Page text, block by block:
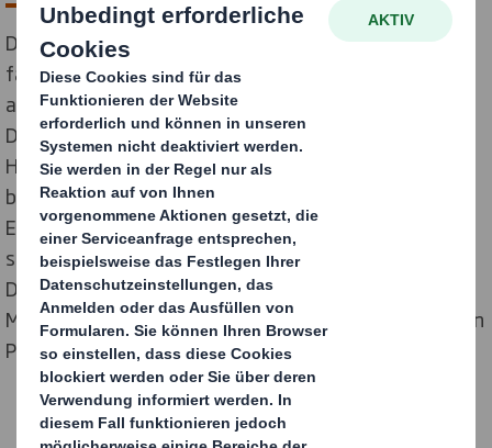
DS Smith, führender Anbieter nachhaltiger,
faserbasierter Verpackungen und Displays, installiert
am Standort Glinde nahe Hamburg eine Digital-
Direktdruckmaschine mit angeschlossenem
Hochleistungs-Produktionsplotter. Die Technologie
bietet Kunden die Möglichkeit, Prototypen,
Einzelmuster und Kleinserien schnell und flexibel
stückzahlgenau produzieren zu lassen. Eine neue
Dimension an Flexibilität und eine reduzierte Time-to-
Market für die innovativen und vollständig recycelbaren
Produkte aus Wellpappe sind die Folge.